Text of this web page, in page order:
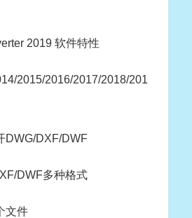
2019 软件特性
2015/2016/2017/2018/201
DWG/DXF/DWF
DWF多种格式
文件